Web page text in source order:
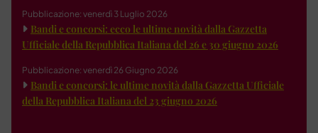
Pubblicazione: venerdì 3 Luglio 2026
Bandi e concorsi: ecco le ultime novità dalla Gazzetta
Ufficiale della Repubblica Italiana del 26 e 30 giugno 2026
Pubblicazione: venerdì 26 Giugno 2026
Bandi e concorsi: le ultime novità dalla Gazzetta Ufficiale
della Repubblica Italiana del 23 giugno 2026